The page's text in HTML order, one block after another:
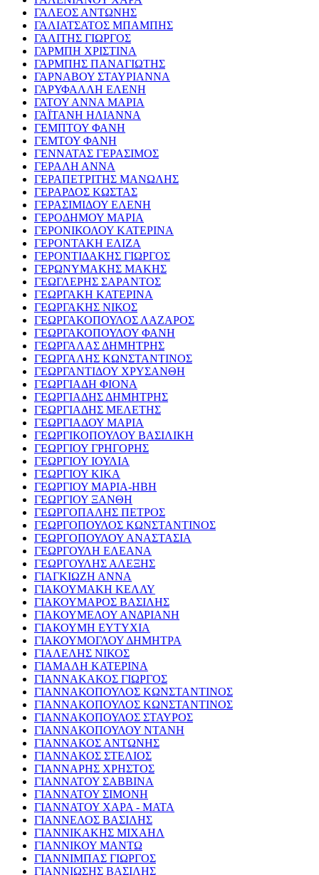
ΓΑΛΕΟΣ ΑΝΤΩΝΗΣ
ΓΑΛΙΑΤΣΑΤΟΣ ΜΠΑΜΠΗΣ
ΓΑΛΙΤΗΣ ΓΙΩΡΓΟΣ
ΓΑΡΜΠΗ ΧΡΙΣΤΙΝΑ
ΓΑΡΜΠΗΣ ΠΑΝΑΓΙΩΤΗΣ
ΓΑΡΝΑΒΟΥ ΣΤΑΥΡΙΑΝΝΑ
ΓΑΡΥΦΑΛΛΗ ΕΛΕΝΗ
ΓΑΤΟΥ ΑΝΝΑ ΜΑΡΙΑ
ΓΑΪΤΑΝΗ ΗΛΙΑΝΝΑ
ΓΕΜΠΤΟΥ ΦΑΝΗ
ΓΕΜΤΟΥ ΦΑΝΗ
ΓΕΝΝΑΤΑΣ ΓΕΡΑΣΙΜΟΣ
ΓΕΡΑΛΗ ΑΝΝΑ
ΓΕΡΑΠΕΤΡΙΤΗΣ ΜΑΝΩΛΗΣ
ΓΕΡΑΡΔΟΣ ΚΩΣΤΑΣ
ΓΕΡΑΣΙΜΙΔΟΥ ΕΛΕΝΗ
ΓΕΡΟΔΗΜΟΥ ΜΑΡΙΑ
ΓΕΡΟΝΙΚΟΛΟΥ ΚΑΤΕΡΙΝΑ
ΓΕΡΟΝΤΑΚΗ ΕΛΙΖΑ
ΓΕΡΟΝΤΙΔΑΚΗΣ ΓΙΩΡΓΟΣ
ΓΕΡΩΝΥΜΑΚΗΣ ΜΑΚΗΣ
ΓΕΩΓΛΕΡΗΣ ΣΑΡΑΝΤΟΣ
ΓΕΩΡΓΑΚΗ ΚΑΤΕΡΙΝΑ
ΓΕΩΡΓΑΚΗΣ ΝΙΚΟΣ
ΓΕΩΡΓΑΚΟΠΟΥΛΟΣ ΛΑΖΑΡΟΣ
ΓΕΩΡΓΑΚΟΠΟΥΛΟΥ ΦΑΝΗ
ΓΕΩΡΓΑΛΑΣ ΔΗΜΗΤΡΗΣ
ΓΕΩΡΓΑΛΗΣ ΚΩΝΣΤΑΝΤΙΝΟΣ
ΓΕΩΡΓΑΝΤΙΔΟΥ ΧΡΥΣΑΝΘΗ
ΓΕΩΡΓΙΑΔΗ ΦΙΟΝΑ
ΓΕΩΡΓΙΑΔΗΣ ΔΗΜΗΤΡΗΣ
ΓΕΩΡΓΙΑΔΗΣ ΜΕΛΕΤΗΣ
ΓΕΩΡΓΙΑΔΟΥ ΜΑΡΙΑ
ΓΕΩΡΓΙΚΟΠΟΥΛΟΥ ΒΑΣΙΛΙΚΗ
ΓΕΩΡΓΙΟΥ ΓΡΗΓΟΡΗΣ
ΓΕΩΡΓΙΟΥ ΙΟΥΛΙΑ
ΓΕΩΡΓΙΟΥ ΚΙΚΑ
ΓΕΩΡΓΙΟΥ ΜΑΡΙΑ-ΗΒΗ
ΓΕΩΡΓΙΟΥ ΞΑΝΘΗ
ΓΕΩΡΓΟΠΑΛΗΣ ΠΕΤΡΟΣ
ΓΕΩΡΓΟΠΟΥΛΟΣ ΚΩΝΣΤΑΝΤΙΝΟΣ
ΓΕΩΡΓΟΠΟΥΛΟΥ ΑΝΑΣΤΑΣΙΑ
ΓΕΩΡΓΟΥΛΗ ΕΛΕΑΝΑ
ΓΕΩΡΓΟΥΛΗΣ ΑΛΕΞΗΣ
ΓΙΑΓΚΙΩΖΗ ΑΝΝΑ
ΓΙΑΚΟΥΜΑΚΗ ΚΕΛΛΥ
ΓΙΑΚΟΥΜΑΡΟΣ ΒΑΣΙΛΗΣ
ΓΙΑΚΟΥΜΕΛΟΥ ΑΝΔΡΙΑΝΗ
ΓΙΑΚΟΥΜΗ ΕΥΤΥΧΙΑ
ΓΙΑΚΟΥΜΟΓΛΟΥ ΔΗΜΗΤΡΑ
ΓΙΑΛΕΛΗΣ ΝΙΚΟΣ
ΓΙΑΜΑΛΗ ΚΑΤΕΡΙΝΑ
ΓΙΑΝΝΑΚΑΚΟΣ ΓΙΩΡΓΟΣ
ΓΙΑΝΝΑΚΟΠΟΥΛΟΣ ΚΩΝΣΤΑΝΤΙΝΟΣ
ΓΙΑΝΝΑΚΟΠΟΥΛΟΣ ΚΩΝΣΤΑΝΤΙΝΟΣ
ΓΙΑΝΝΑΚΟΠΟΥΛΟΣ ΣΤΑΥΡΟΣ
ΓΙΑΝΝΑΚΟΠΟΥΛΟΥ ΝΤΑΝΗ
ΓΙΑΝΝΑΚΟΣ ΑΝΤΩΝΗΣ
ΓΙΑΝΝΑΚΟΣ ΣΤΕΛΙΟΣ
ΓΙΑΝΝΑΡΗΣ ΧΡΗΣΤΟΣ
ΓΙΑΝΝΑΤΟΥ ΣΑΒΒΙΝΑ
ΓΙΑΝΝΑΤΟΥ ΣΙΜΟΝΗ
ΓΙΑΝΝΑΤΟΥ ΧΑΡΑ - ΜΑΤΑ
ΓΙΑΝΝΕΛΟΣ ΒΑΣΙΛΗΣ
ΓΙΑΝΝΙΚΑΚΗΣ ΜΙΧΑΗΛ
ΓΙΑΝΝΙΚΟΥ ΜΑΝΤΩ
ΓΙΑΝΝΙΜΠΑΣ ΓΙΩΡΓΟΣ
ΓΙΑΝΝΙΩΣΗΣ ΒΑΣΙΛΗΣ